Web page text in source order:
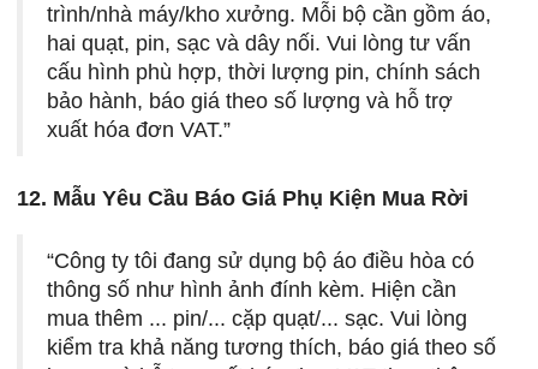
trình/nhà máy/kho xưởng. Mỗi bộ cần gồm áo,
hai quạt, pin, sạc và dây nối. Vui lòng tư vấn
cấu hình phù hợp, thời lượng pin, chính sách
bảo hành, báo giá theo số lượng và hỗ trợ
xuất hóa đơn VAT.”
12. Mẫu Yêu Cầu Báo Giá Phụ Kiện Mua Rời
“Công ty tôi đang sử dụng bộ áo điều hòa có
thông số như hình ảnh đính kèm. Hiện cần
mua thêm ... pin/... cặp quạt/... sạc. Vui lòng
kiểm tra khả năng tương thích, báo giá theo số